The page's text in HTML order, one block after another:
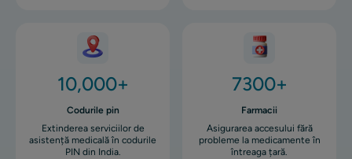
Imagine
10,000+
Codurile pin
Extinderea serviciilor de
asistență medicală în codurile
PIN din India.
Imagine
7300+
Farmacii
Asigurarea accesului fără
probleme la medicamente în
întreaga țară.